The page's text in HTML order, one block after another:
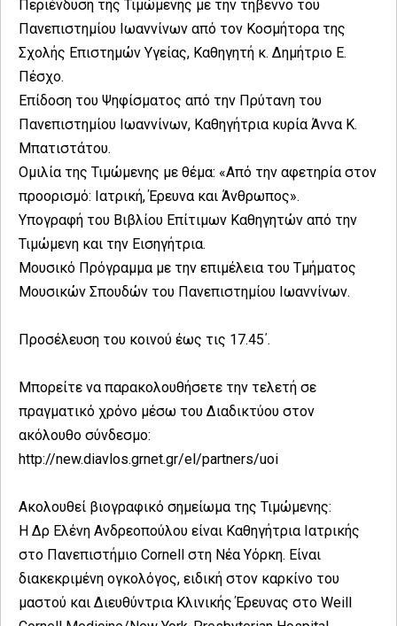
Περιένδυση της Τιμώμενης με την τήβεννο του
Πανεπιστημίου Ιωαννίνων από τον Κοσμήτορα της
Σχολής Επιστημών Υγείας, Καθηγητή κ. Δημήτριο Ε.
Πέσχο.
Επίδοση του Ψηφίσματος από την Πρύτανη του
Πανεπιστημίου Ιωαννίνων, Καθηγήτρια κυρία Άννα Κ.
Μπατιστάτου.
Ομιλία της Τιμώμενης με θέμα: «Από την αφετηρία στον
προορισμό: Ιατρική, Έρευνα και Άνθρωπος».
Υπογραφή του Βιβλίου Επίτιμων Καθηγητών από την
Τιμώμενη και την Εισηγήτρια.
Μουσικό Πρόγραμμα με την επιμέλεια του Τμήματος
Μουσικών Σπουδών του Πανεπιστημίου Ιωαννίνων.
Προσέλευση του κοινού έως τις 17.45΄.
Μπορείτε να παρακολουθήσετε την τελετή σε
πραγματικό χρόνο μέσω του Διαδικτύου στον
ακόλουθο σύνδεσμο:
http://new.diavlos.grnet.gr/el/partners/uoi
Ακολουθεί βιογραφικό σημείωμα της Τιμώμενης:
Η Δρ Ελένη Ανδρεοπούλου είναι Καθηγήτρια Ιατρικής
στο Πανεπιστήμιο Cornell στη Νέα Υόρκη. Είναι
διακεκριμένη ογκολόγος, ειδική στον καρκίνο του
μαστού και Διευθύντρια Κλινικής Έρευνας στο Weill